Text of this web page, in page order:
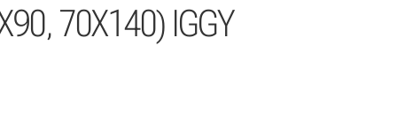
70X140) IGGY